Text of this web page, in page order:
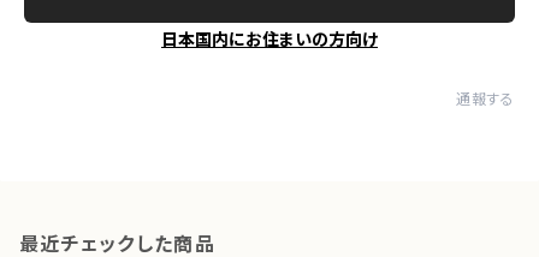
日本国内にお住まいの方向け
通報する
最近チェックした商品